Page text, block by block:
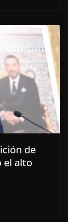
de
el alto